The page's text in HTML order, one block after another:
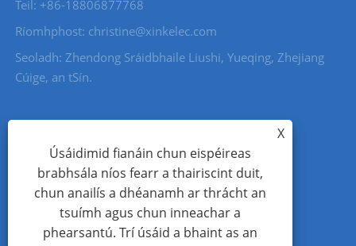
Teil: +86-18806877768
Ríomhphost: christine@xinkelec.com
Seoladh: Zhendong Sráidbhaile Liushi, Yueqing, Zhejiang
Cúige, an tSín.
X
Úsáidimid fianáin chun eispéireas
brabhsála níos fearr a thairiscint duit,
chun anailís a dhéanamh ar thrácht an
tsuímh agus chun inneachar a
phearsantú. Trí úsáid a bhaint as an